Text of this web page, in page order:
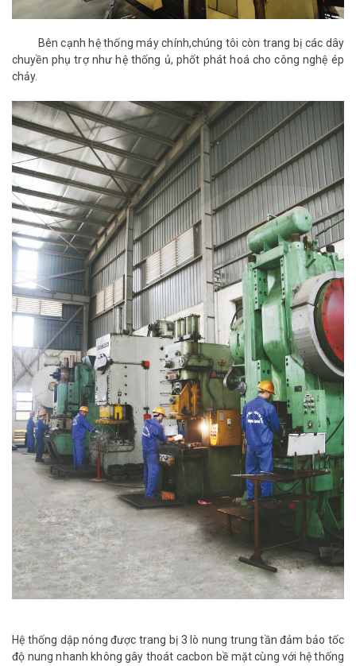
Bên cạnh hệ thống máy chính,chúng tôi còn trang bị các dây
chuyền phụ trợ như hệ thống ủ, phốt phát hoá cho công nghệ ép
chảy.
Hệ thống dập nóng được trang bị 3 lò nung trung tần đảm bảo tốc
độ nung nhanh không gây thoát cacbon bề mặt cùng với hệ thống